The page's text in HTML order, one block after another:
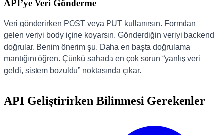
API’ye Veri Gönderme
Veri gönderirken POST veya PUT kullanırsın. Formdan
gelen veriyi body içine koyarsın. Gönderdiğin veriyi backend
doğrular. Benim önerim şu. Daha en başta doğrulama
mantığını öğren. Çünkü sahada en çok sorun “yanlış veri
geldi, sistem bozuldu” noktasında çıkar.
API Geliştirirken Bilinmesi Gerekenler